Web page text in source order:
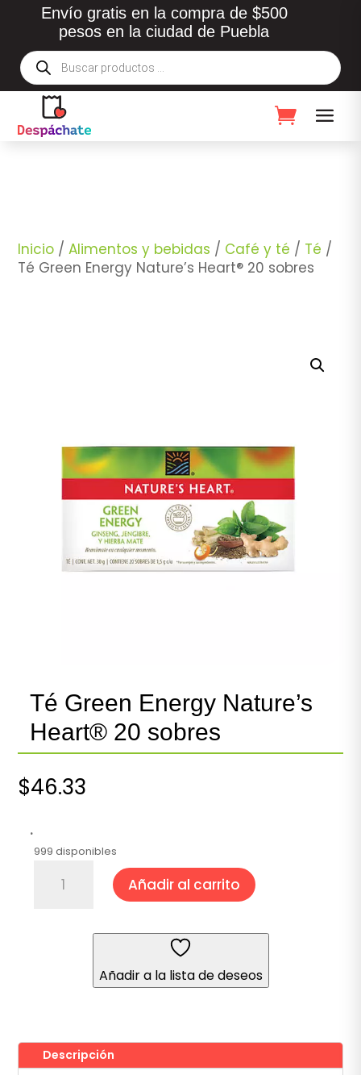
Envío gratis en la compra de $500
pesos en la ciudad de Puebla
Búsqueda
de
productos
Inicio /Alimentos y bebidas / Café y té / Té /
Té Green Energy Nature’s Heart® 20 sobres
Té Green Energy Nature’s
Heart® 20 sobres
$46.33
.
999 disponibles
Green
Añadir al carrito
Añadir a la lista de deseos
Descripción